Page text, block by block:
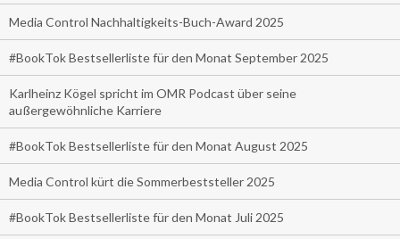
Media Control Nachhaltigkeits-Buch-Award 2025
#BookTok Bestsellerliste für den Monat September 2025
Karlheinz Kögel spricht im OMR Podcast über seine
außergewöhnliche Karriere
#BookTok Bestsellerliste für den Monat August 2025
Media Control kürt die Sommerbeststeller 2025
#BookTok Bestsellerliste für den Monat Juli 2025